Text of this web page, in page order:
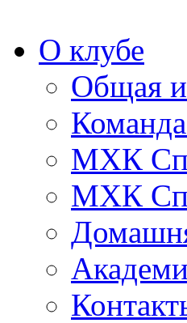
О клубе
Общая
МХК
МХК